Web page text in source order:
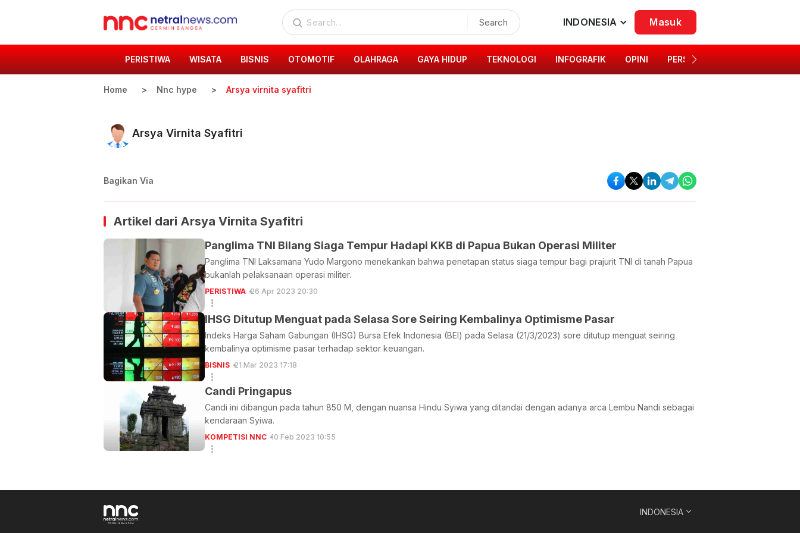
Search INDONESIA Masuk
PERISTIWA WISATA BISNIS OTOMOTIF OLAHRAGA GAYA HIDUP TEKNOLOGI INFOGRAFIK OPINI PERSONA
Home Nnc hype Arsya virnita syafitri
Arsya Virnita Syafitri
Bagikan Via
Artikel dari Arsya Virnita Syafitri
Panglima TNI Bilang Siaga Tempur Hadapi KKB di Papua Bukan Operasi Militer
Panglima TNI Laksamana Yudo Margono menekankan bahwa penetapan status siaga tempur bagi prajurit TNI di tanah Papua
bukanlah pelaksanaan operasi militer.
PERISTIWA 26 Apr 2023 20:30
IHSG Ditutup Menguat pada Selasa Sore Seiring Kembalinya Optimisme Pasar
Indeks Harga Saham Gabungan (IHSG) Bursa Efek Indonesia (BEI) pada Selasa (21/3/2023) sore ditutup menguat seiring
kembalinya optimisme pasar terhadap sektor keuangan.
BISNIS 21 Mar 2023 17:18
Candi Pringapus
Candi ini dibangun pada tahun 850 M, dengan nuansa Hindu Syiwa yang ditandai dengan adanya arca Lembu Nandi sebagai
kendaraan Syiwa.
KOMPETISI NNC 10 Feb 2023 10:55
INDONESIA